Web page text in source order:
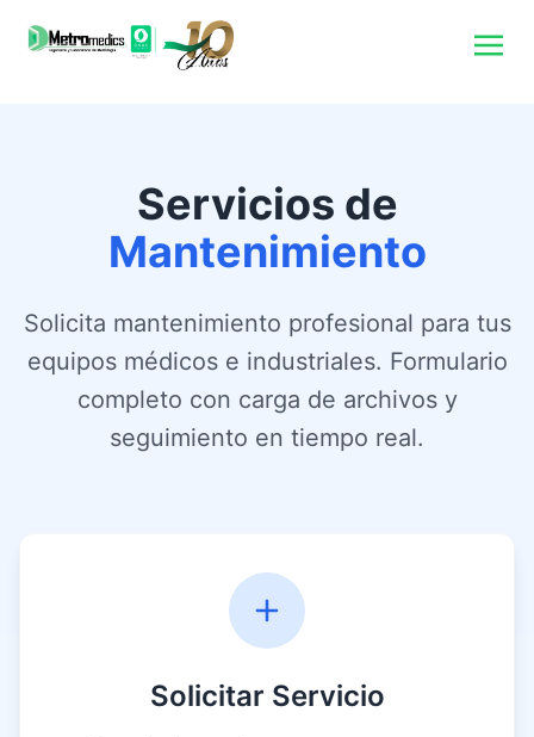
Servicios de
Mantenimiento
Solicita mantenimiento profesional para tus
equipos médicos e industriales. Formulario
completo con carga de archivos y
seguimiento en tiempo real.
Solicitar Servicio